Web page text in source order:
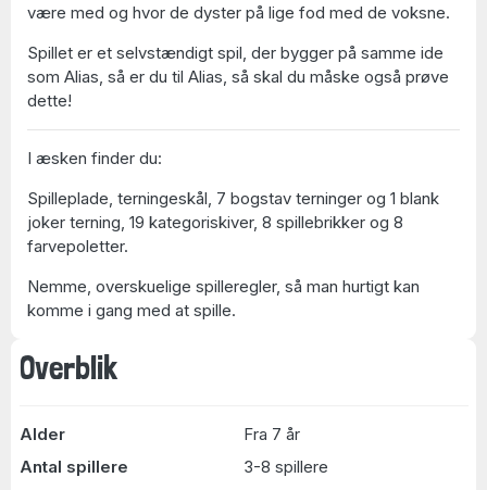
Overblik
Alder
Fra 7 år
Antal spillere
3-8 spillere
være med og hvor de dyster på lige fod med de voksne.
Spillet er et selvstændigt spil, der bygger på samme ide
som Alias, så er du til Alias, så skal du måske også prøve
dette!
I æsken finder du:
Spilleplade, terningeskål, 7 bogstav terninger og 1 blank
joker terning, 19 kategoriskiver, 8 spillebrikker og 8
farvepoletter.
Nemme, overskuelige spilleregler, så man hurtigt kan
komme i gang med at spille.